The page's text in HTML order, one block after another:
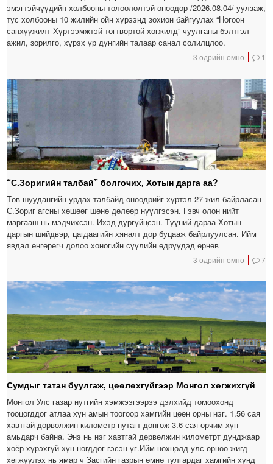
эмэгтэйчүүдийн холбооны төлөөлөлтэй өнөөдөр /2026.08.04/ уулзаж,
тус холбооны 10 жилийн ойн хүрээнд зохион байгуулах “Ногоон
санхүүжилт-Хүртээмжтэй тогтвортой хөгжилд” чуулганы бэлтгэл
ажил, зорилго, хүрэх үр дүнгийн талаар санал солилцлоо.
3 өдрийн өмнө 1
“С.Зоригийн талбай” болгочих, Хотын дарга аа?
Төв шуудангийн урдах талбайд өнөөдрийг хүртэл 27 жил байрласан
С.Зориг агсны хөшөөг шөнө дөлөөр нүүлгэсэн. Гэвч олон нийт
маргааш нь мэдчихсэн. Ихэд дургүйцсэн. Түүний дараа Хотын
даргын шийдвэр, цагдаагийн хяналт дор буцааж байрлуулсан. Ийм
явдал өнгөрөгч долоо хоногийн сүүлийн өдрүүдэд өрнөв
3 өдрийн өмнө 7
Сумдыг татан буулгаж, цөөлөхгүйгээр Монгол хөгжихгүй
Монгол Улс газар нутгийн хэмжээгээрээ дэлхийд томоохонд
тооцогддог атлаа хүн амын тоогоор хамгийн цөөн орны нэг. 1.56 сая
хавтгай дөрвөлжин километр нутагт дөнгөж 3.6 сая орчим хүн
амьдарч байна. Энэ нь нэг хавтгай дөрвөлжин километрт дунджаар
хоёр хүрэхгүй хүн ногддог гэсэн үг.Ийм нөхцөлд улс орноо жигд
хөгжүүлэх нь ямар ч Засгийн газрын өмнө тулгардаг хамгийн хүнд